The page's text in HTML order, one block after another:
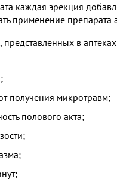
каждая эрекция
применение препарата
в
получения микротравм;
полового акта;